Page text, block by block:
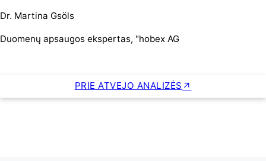
Dr. Martina Gsöls
Duomenų apsaugos ekspertas, "hobex AG
PRIE ATVEJO ANALIZĖS